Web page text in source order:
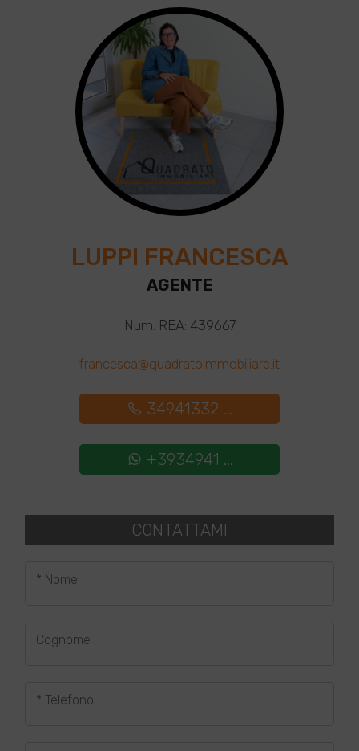
LUPPI FRANCESCA
AGENTE
Num. REA: 439667
francesca@quadratoimmobiliare.it
34941332 ...
+3934941 ...
CONTATTAMI
* Nome
Cognome
* Telefono